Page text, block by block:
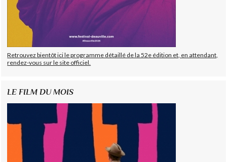
Retrouvez bientôt ici le programme détaillé de la 52e édition et, en attendant,
rendez-vous sur le site officiel.
LE FILM DU MOIS